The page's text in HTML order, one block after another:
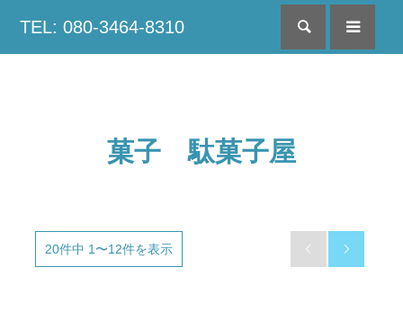
TEL: 080-3464-8310 検索
菓子 駄菓子屋
20件中 1〜12件を表示  